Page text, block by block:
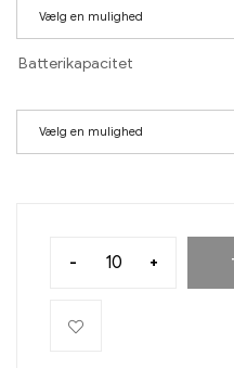
Vælg en mulighed
Batterikapacitet
Vælg en mulighed
- +